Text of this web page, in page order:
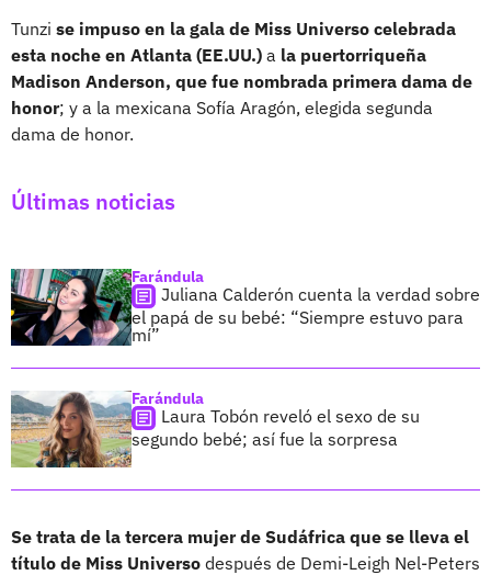
Tunzi se impuso en la gala de Miss Universo celebrada
esta noche en Atlanta (EE.UU.) a la puertorriqueña
Madison Anderson, que fue nombrada primera dama de
honor; y a la mexicana Sofía Aragón, elegida segunda
dama de honor.
Últimas noticias
Farándula
Juliana Calderón cuenta la verdad sobre
el papá de su bebé: “Siempre estuvo para
mí”
Farándula
Laura Tobón reveló el sexo de su
segundo bebé; así fue la sorpresa
Se trata de la tercera mujer de Sudáfrica que se lleva el
título de Miss Universo después de Demi-Leigh Nel-Peters